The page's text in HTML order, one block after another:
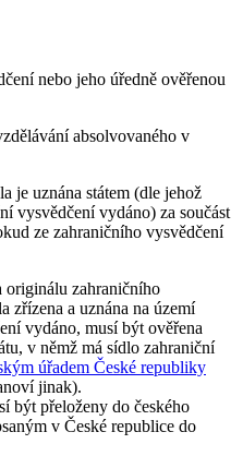
nebo jeho úředně ověřenou
absolvovaného v
je uznána státem (dle jehož
vysvědčení vydáno) za součást
ze zahraničního vysvědčení
originálu zahraničního
zřízena a uznána na území
vydáno, musí být ověřena
v němž má sídlo zahraniční
úřadem České republiky
jinak).
být přeloženy do českého
v České republice do